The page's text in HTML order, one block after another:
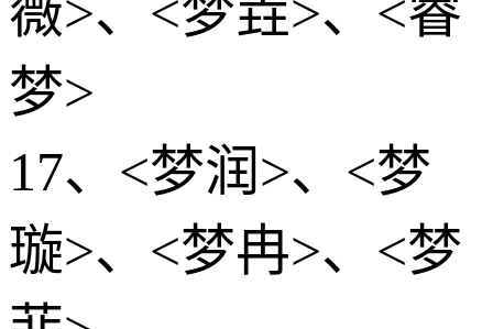
薇>、<梦垚>、<睿
梦>
17、<梦润>、<梦
璇>、<梦冉>、<梦